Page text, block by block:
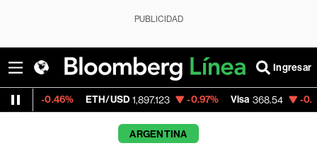
PUBLICIDAD
Ingresar
ETH/USD 1,897.123 -0.97% Visa 368.54 -0.28%
ARGENTINA